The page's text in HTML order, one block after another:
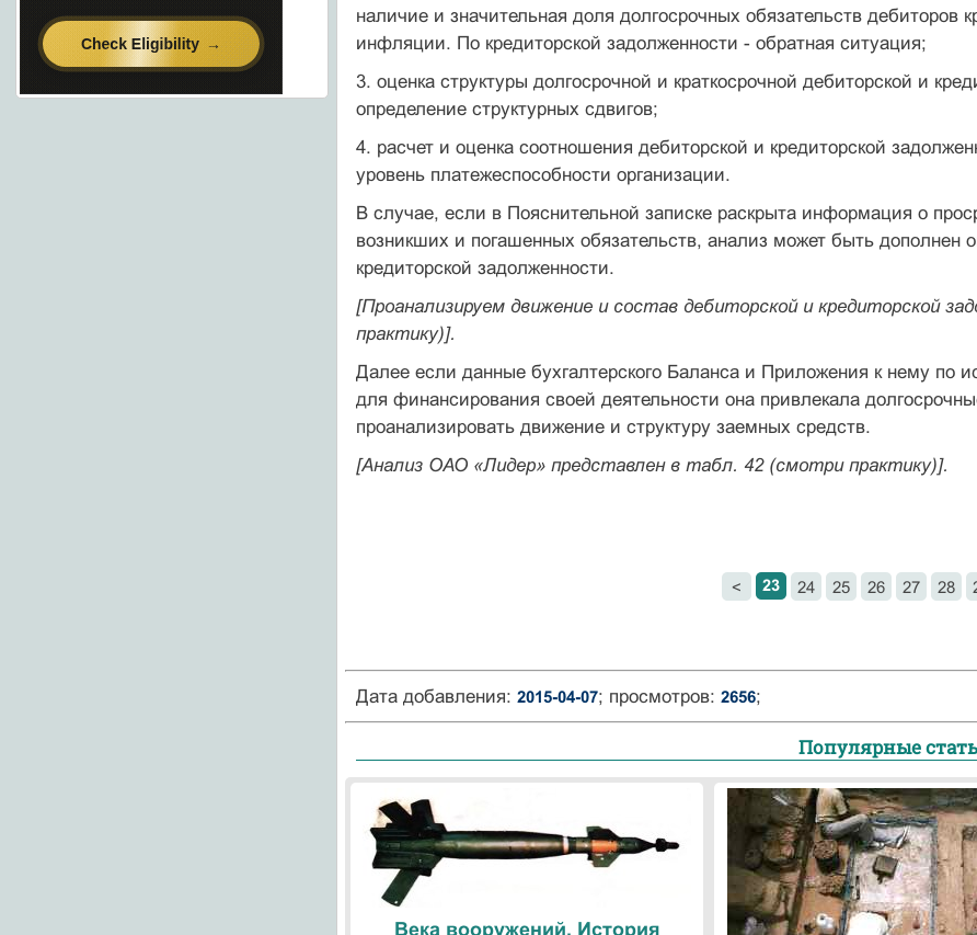
наличие и значительная доля долго­срочных обязательств дебиторов
инфляции. По кредиторской задолженности - обратная ситуация;
3. оценка структуры долгосрочной и краткосрочной дебиторской и
определение структурных сдвигов;
4. расчет и оценка соотношения дебиторской и кредиторской
уровень платежеспособности организации.
В случае, если в Пояснительной записке раскрыта информация о
возникших и пога­шенных обязательств, анализ может быть дополнен
кредиторской задолженности.
[Проанализируем движение и состав дебиторской и кредиторской
практику)].
Далее если данные бухгалтерского Баланса и Приложения к нему по
для финансирования сво­ей деятельности она привлекала
проанализировать движение и структуру заемных средств.
[Анализ ОАО «Лидер» представлен в табл. 42 (смотри практику)].
< 23 24 25 26 27 28
Дата добавления: 2015-04-07; просмотров: 2656;
Популярные
Века вооружений. История